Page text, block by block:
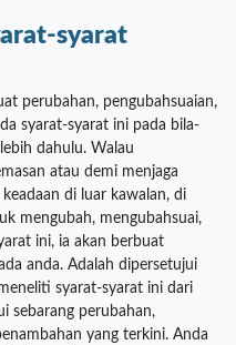
syarat
perubahan, pengubahsuaian,
syarat-syarat ini pada bila-
dahulu. Walau
atau demi menjaga
di luar kawalan, di
mengubah, mengubahsuai,
ini, ia akan berbuat
anda. Adalah dipersetujui
syarat-syarat ini dari
sebarang perubahan,
yang terkini. Anda